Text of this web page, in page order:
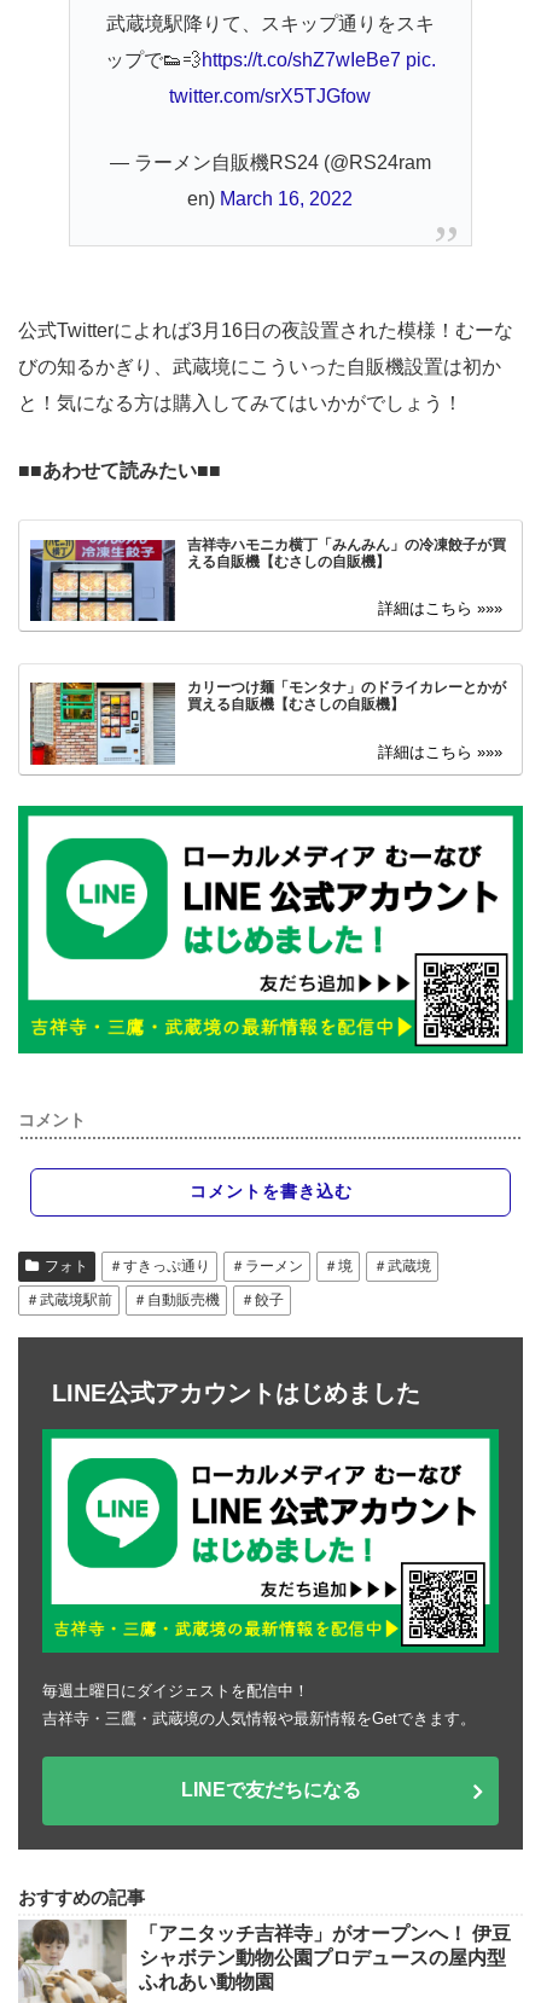
武蔵境駅降りて、スキップ通りをスキ
ップで👟💨https://t.co/shZ7wIeBe7 pic.
twitter.com/srX5TJGfow
— ラーメン自販機RS24 (@RS24ram
en) March 16, 2022
公式Twitterによれば3月16日の夜設置された模様！むーな
びの知るかぎり、武蔵境にこういった自販機設置は初か
と！気になる方は購入してみてはいかがでしょう！
■■あわせて読みたい■■
吉祥寺ハモニカ横丁「みんみん」の冷凍餃子が買
える自販機【むさしの自販機】
カリーつけ麺「モンタナ」のドライカレーとかが
買える自販機【むさしの自販機】
コメント
コメントを書き込む
フォト ＃すきっぷ通り ＃ラーメン ＃境
＃武蔵境
＃武蔵境駅前
＃自動販売機 ＃餃子
LINE公式アカウントはじめました
毎週土曜日にダイジェストを配信中！
吉祥寺・三鷹・武蔵境の人気情報や最新情報をGetできます。
LINEで友だちになる
おすすめの記事
「アニタッチ吉祥寺」がオープンへ！ 伊豆
シャボテン動物公園プロデュースの屋内型
ふれあい動物園